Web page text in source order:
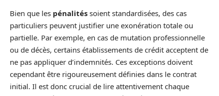
Bien que les pénalités soient standardisées, des cas
particuliers peuvent justifier une exonération totale ou
partielle. Par exemple, en cas de mutation professionnelle
ou de décès, certains établissements de crédit acceptent de
ne pas appliquer d’indemnités. Ces exceptions doivent
cependant être rigoureusement définies dans le contrat
initial. Il est donc crucial de lire attentivement chaque